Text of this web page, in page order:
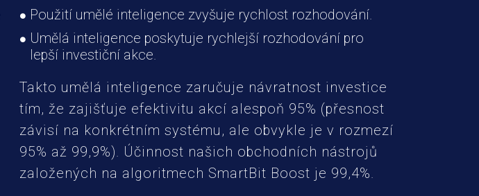
Použití umělé inteligence zvyšuje rychlost rozhodování.
Umělá inteligence poskytuje rychlejší rozhodování pro
lepší investiční akce.
Takto umělá inteligence zaručuje návratnost investice
tím, že zajišťuje efektivitu akcí alespoň 95% (přesnost
závisí na konkrétním systému, ale obvykle je v rozmezí
95% až 99,9%). Účinnost našich obchodních nástrojů
založených na algoritmech SmartBit Boost je 99,4%.